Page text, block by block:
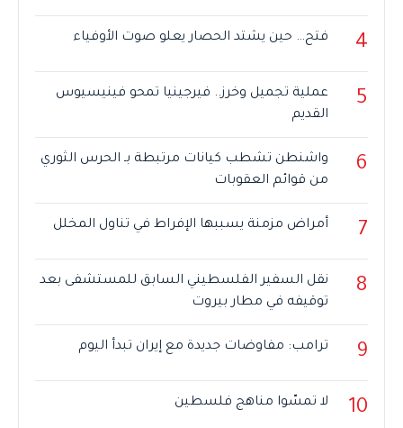
4 فتح… حين يشتد الحصار يعلو صوت الأوفياء
5
عملية تجميل وخرز.. فيرجينيا تمحو فينيسيوس
القديم
6
واشنطن تشطب كيانات مرتبطة بـ الحرس الثوري
من قوائم العقوبات
7 أمراض مزمنة يسببها الإفراط في تناول المخلل
8
نقل السفير الفلسطيني السابق للمستشفى بعد
توقيفه في مطار بيروت
9 ترامب: مفاوضات جديدة مع إيران تبدأ اليوم
10 لا تمسّوا مناهج فلسطين